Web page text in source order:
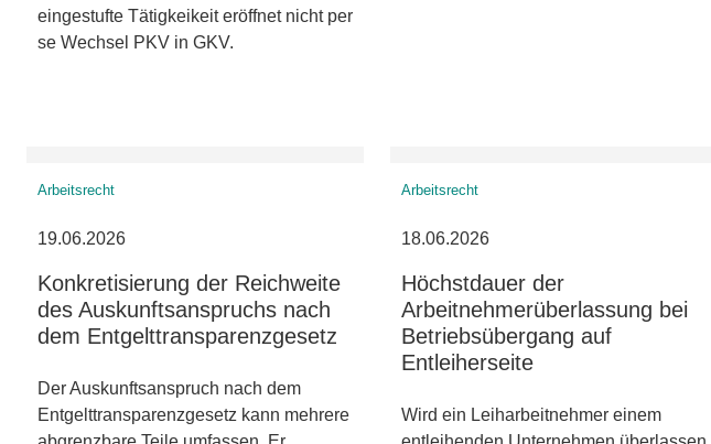
eingestufte Tätigkeikeit eröffnet nicht per
se Wechsel PKV in GKV.
Arbeitsrecht
19.06.2026
Konkretisierung der Reichweite
des Auskunftsanspruchs nach
dem Entgelttransparenzgesetz
Der Auskunftsanspruch nach dem
Entgelttransparenzgesetz kann mehrere
Arbeitsrecht
18.06.2026
Höchstdauer der
Arbeitnehmerüberlassung bei
Betriebsübergang auf
Entleiherseite
Wird ein Leiharbeitnehmer einem